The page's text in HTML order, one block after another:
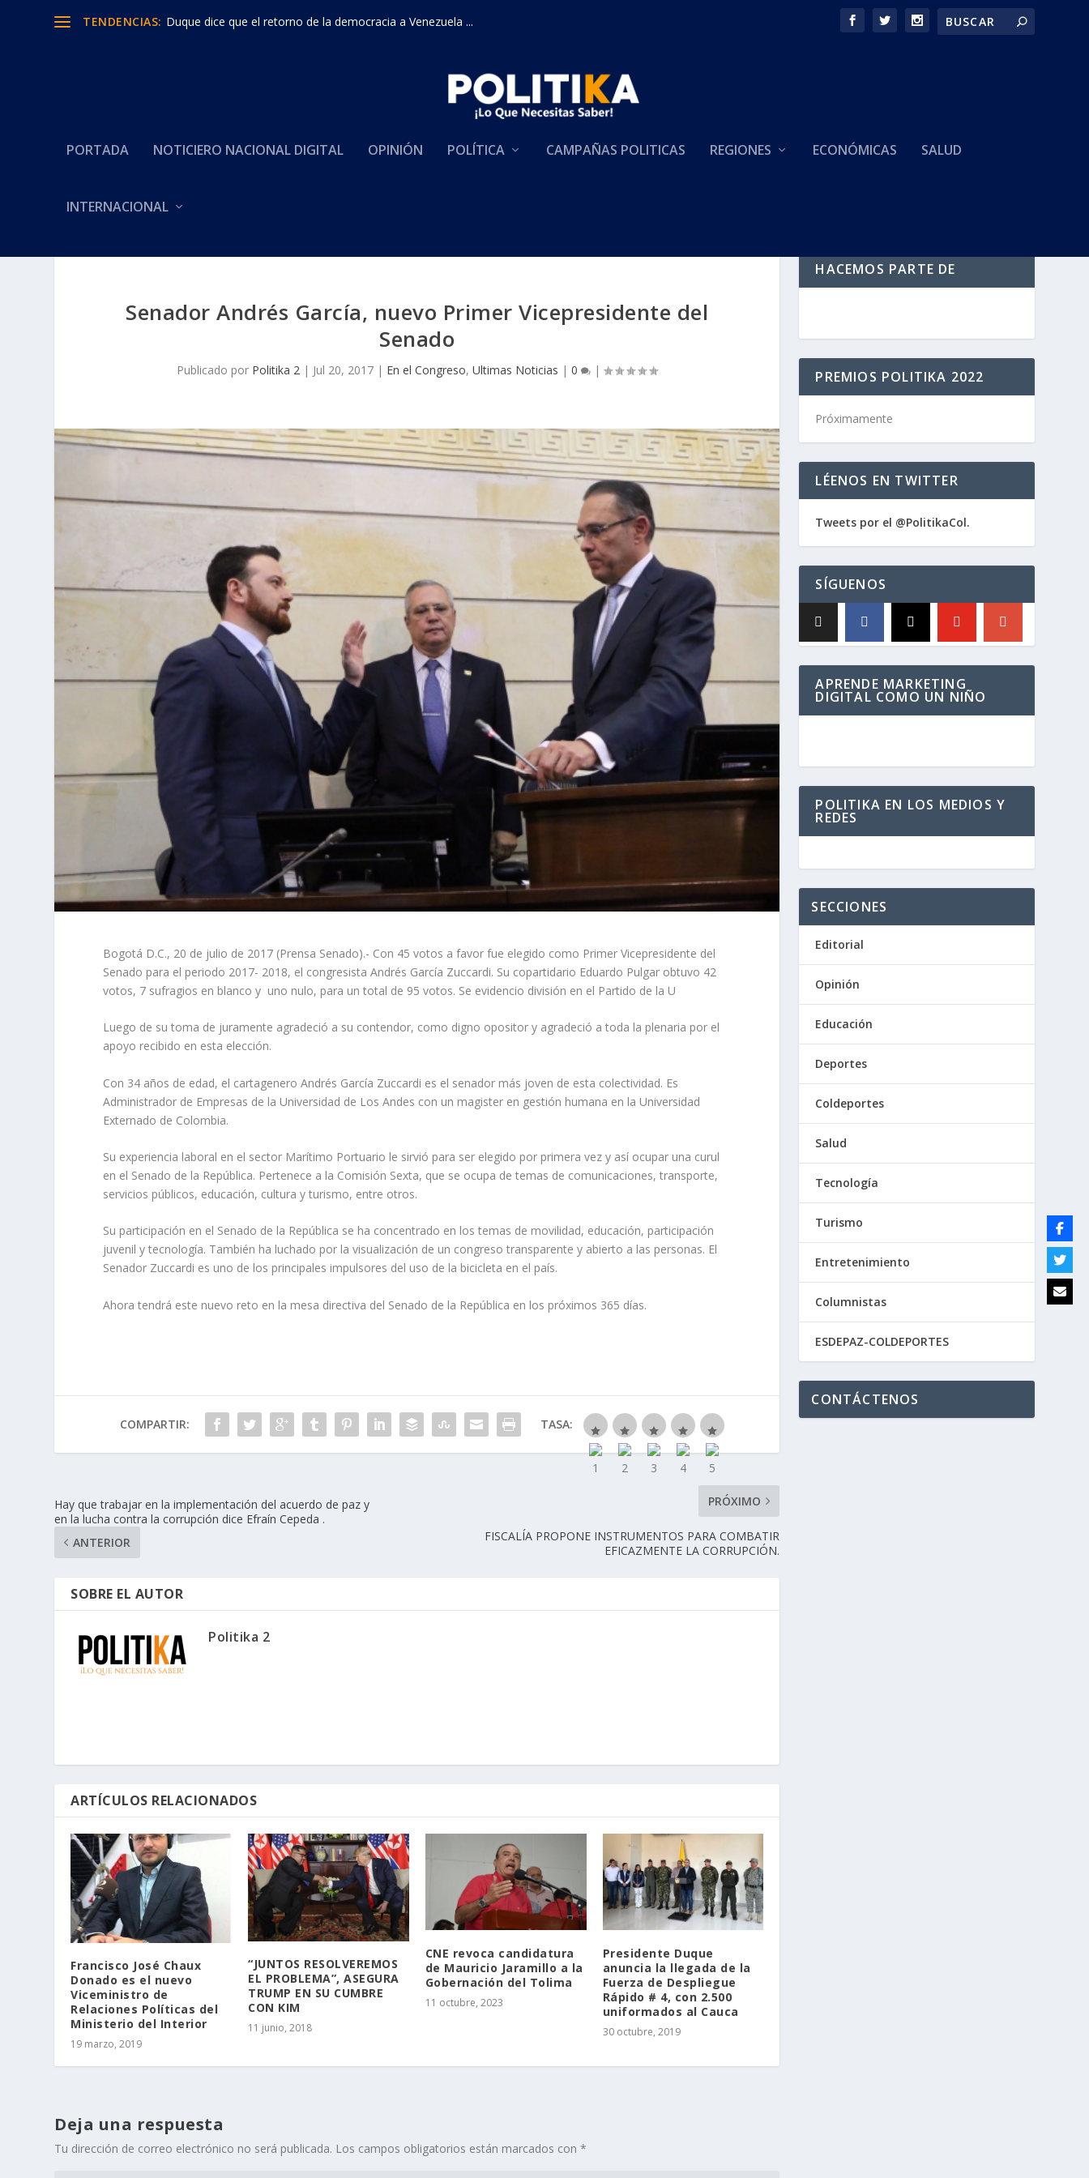
TENDENCIAS: Duque dice que el retorno de la democracia a Venezuela ...
PORTADA NOTICIERO NACIONAL DIGITAL OPINIÓN POLÍTICA CAMPAÑAS POLITICAS REGIONES ECONÓMICAS SALUD
INTERNACIONAL
Senador Andrés García, nuevo Primer Vicepresidente del
Senado
Publicado por Politika 2 | Jul 20, 2017 | En el Congreso,Ultimas Noticias |0 |
Bogotá D.C., 20 de julio de 2017 (Prensa Senado).- Con 45 votos a favor fue elegido como Primer Vicepresidente del
Senado para el periodo 2017- 2018, el congresista Andrés García Zuccardi. Su copartidario Eduardo Pulgar obtuvo 42
votos, 7 sufragios en blanco y uno nulo, para un total de 95 votos. Se evidencio división en el Partido de la U
Luego de su toma de juramente agradeció a su contendor, como digno opositor y agradeció a toda la plenaria por el
apoyo recibido en esta elección.
Con 34 años de edad, el cartagenero Andrés García Zuccardi es el senador más joven de esta colectividad. Es
Administrador de Empresas de la Universidad de Los Andes con un magister en gestión humana en la Universidad
Externado de Colombia.
Su experiencia laboral en el sector Marítimo Portuario le sirvió para ser elegido por primera vez y así ocupar una curul
en el Senado de la República. Pertenece a la Comisión Sexta, que se ocupa de temas de comunicaciones, transporte,
servicios públicos, educación, cultura y turismo, entre otros.
Su participación en el Senado de la República se ha concentrado en los temas de movilidad, educación, participación
juvenil y tecnología. También ha luchado por la visualización de un congreso transparente y abierto a las personas. El
Senador Zuccardi es uno de los principales impulsores del uso de la bicicleta en el país.
Ahora tendrá este nuevo reto en la mesa directiva del Senado de la República en los próximos 365 días.
COMPARTIR: TASA:
Hay que trabajar en la implementación del acuerdo de paz y
en la lucha contra la corrupción dice Efraín Cepeda .
ANTERIOR
PRÓXIMO
FISCALÍA PROPONE INSTRUMENTOS PARA COMBATIR
EFICAZMENTE LA CORRUPCIÓN.
SOBRE EL AUTOR
Politika 2
ARTÍCULOS RELACIONADOS
Francisco José Chaux
Donado es el nuevo
Viceministro de
Relaciones Políticas del
Ministerio del Interior
19 marzo, 2019
“JUNTOS RESOLVEREMOS
EL PROBLEMA”, ASEGURA
TRUMP EN SU CUMBRE
CON KIM
11 junio, 2018
CNE revoca candidatura
de Mauricio Jaramillo a la
Gobernación del Tolima
11 octubre, 2023
Presidente Duque
anuncia la llegada de la
Fuerza de Despliegue
Rápido # 4, con 2.500
uniformados al Cauca
30 octubre, 2019
Deja una respuesta
Tu dirección de correo electrónico no será publicada. Los campos obligatorios están marcados con*
HACEMOS PARTE DE
PREMIOS POLITIKA 2022
Próximamente
LÉENOS EN TWITTER
Tweets por el @PolitikaCol.
SÍGUENOS
APRENDE MARKETING
DIGITAL COMO UN NIÑO
POLITIKA EN LOS MEDIOS Y
REDES
SECCIONES
Editorial
Opinión
Educación
Deportes
Coldeportes
Salud
Tecnología
Turismo
Entretenimiento
Columnistas
ESDEPAZ-COLDEPORTES
CONTÁCTENOS